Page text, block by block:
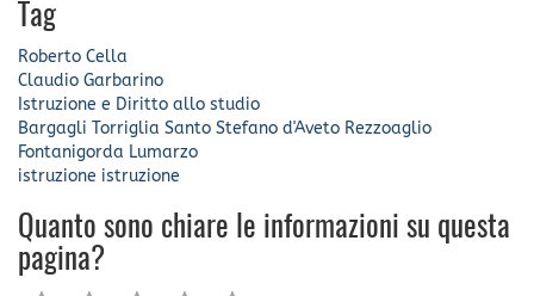
Tag
Roberto Cella
Claudio Garbarino
Istruzione e Diritto allo studio
Bargagli Torriglia Santo Stefano d'Aveto Rezzoaglio
Fontanigorda Lumarzo
istruzione istruzione
Quanto sono chiare le informazioni su questa
pagina?